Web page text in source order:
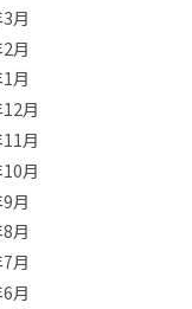
月
月
月
月
月
月
月
月
月
月